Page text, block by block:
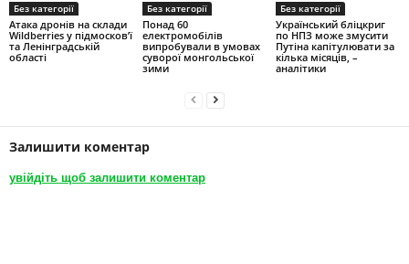
Без категорії
Атака дронів на склади
Wildberries у підмосков’ї
та Ленінградській
області
Без категорії
Понад 60
електромобілів
випробували в умовах
суворої монгольської
зими
Без категорії
Український бліцкриг
по НПЗ може змусити
Путіна капітулювати за
кілька місяців, –
аналітики
Залишити коментар
увійдіть щоб залишити коментар